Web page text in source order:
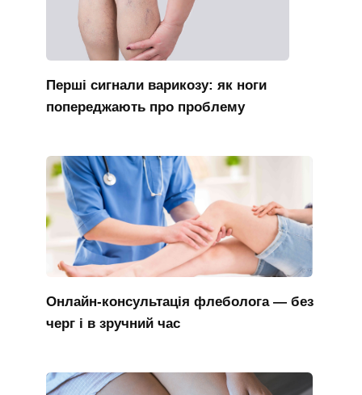
Перші сигнали варикозу: як ноги
попереджають про проблему
Онлайн-консультація флеболога — без
черг і в зручний час